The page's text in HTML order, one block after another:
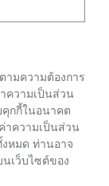
ามความต้องการ
ความเป็นส่วน
คุกกี้ในอนาคต
าความเป็นส่วน
หมด ท่านอาจ
เว็บไซต์ของ